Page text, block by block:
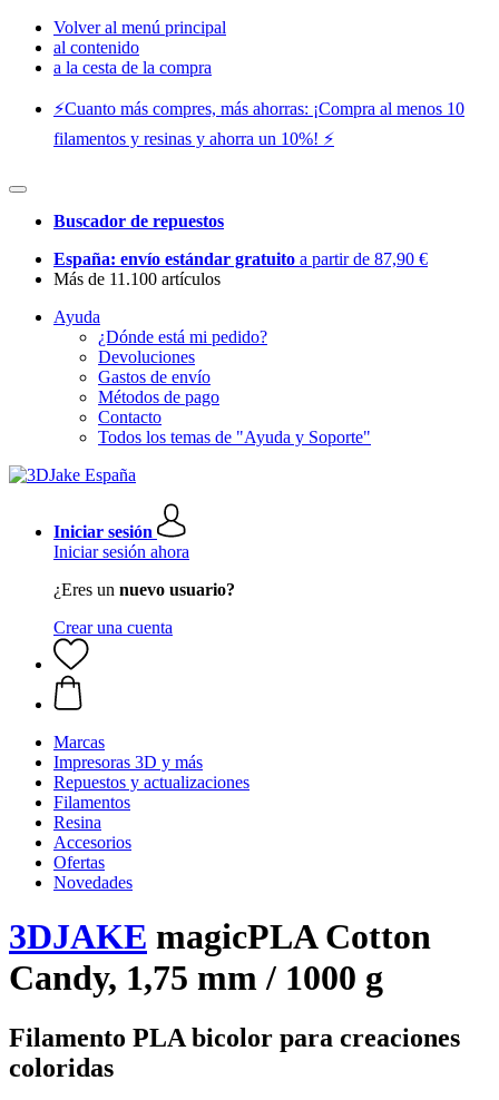
Volver al menú principal
al contenido
a la cesta de la compra
⚡️Cuanto más compres, más ahorras: ¡Compra al menos 10
filamentos y resinas y ahorra un 10%! ⚡️
Buscador de repuestos
España: envío estándar gratuito a partir de 87,90 €
Más de 11.100 artículos
Ayuda
¿Dónde está mi pedido?
Devoluciones
Gastos de envío
Métodos de pago
Contacto
Todos los temas de "Ayuda y Soporte"
Iniciar sesión
Iniciar sesión ahora
¿Eres un nuevo usuario?
Crear una cuenta
Marcas
Impresoras 3D y más
Repuestos y actualizaciones
Filamentos
Resina
Accesorios
Ofertas
Novedades
3DJAKE magicPLA Cotton
Candy, 1,75 mm / 1000 g
Filamento PLA bicolor para creaciones
coloridas